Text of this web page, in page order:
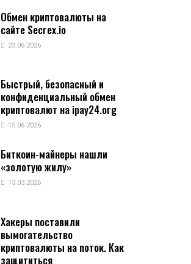
Обмен криптовалюты на
сайте Secrex.io
23.06.2026
Быстрый, безопасный и
конфиденциальный обмен
криптовалют на ipay24.org
15.06.2026
Биткоин-майнеры нашли
«золотую жилу»
13.03.2026
Хакеры поставили
вымогательство
криптовалюты на поток. Как
защититься